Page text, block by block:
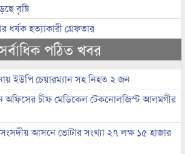
বৃষ্টি
ধর্ষক হত্যাকারী গ্রেফতার
পঠিত খবর
ইউপি চেয়ারম্যান সহ নিহত ২ জন
অফিসের চীফ মেডিকেল টেকনোলজিস্ট আলমগীর
আসনে ভোটার সংখ্যা ২৭ লক্ষ ১৫ হাজার